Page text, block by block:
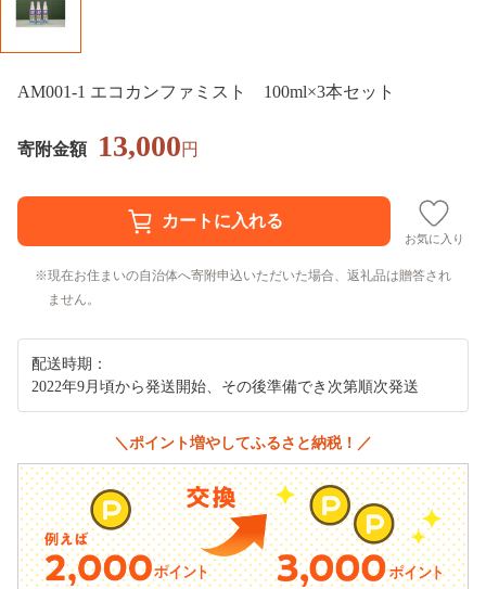
AM001-1 エコカンファミスト 100ml×3本セット
寄附金額 13,000円
お気に入り
現在お住まいの自治体へ寄附申込いただいた場合、返礼品は贈答され
ません。
配送時期：
2022年9月頃から発送開始、その後準備でき次第順次発送
＼ポイント増やしてふるさと納税！／